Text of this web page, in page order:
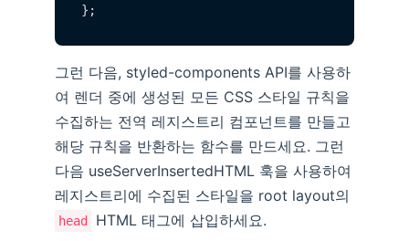
그런 다음, styled-components API를 사용하
여 렌더 중에 생성된 모든 CSS 스타일 규칙을
수집하는 전역 레지스트리 컴포넌트를 만들고
해당 규칙을 반환하는 함수를 만드세요. 그런
다음 useServerInsertedHTML 훅을 사용하여
레지스트리에 수집된 스타일을 root layout의
head HTML 태그에 삽입하세요.